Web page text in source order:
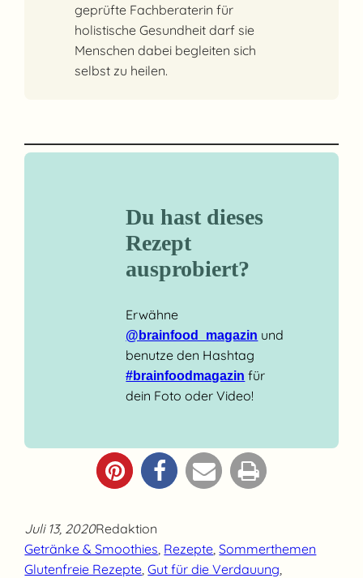
geprüfte Fachberaterin für
holistische Gesundheit darf sie
Menschen dabei begleiten sich
selbst zu heilen.
Du hast dieses
Rezept
ausprobiert?
Erwähne
@brainfood_magazin und
benutze den Hashtag
#brainfoodmagazin für
dein Foto oder Video!
Juli 13, 2020Redaktion
Getränke & Smoothies Rezepte , Sommerthemen
Glutenfreie Rezepte , Gut für die Verdauung